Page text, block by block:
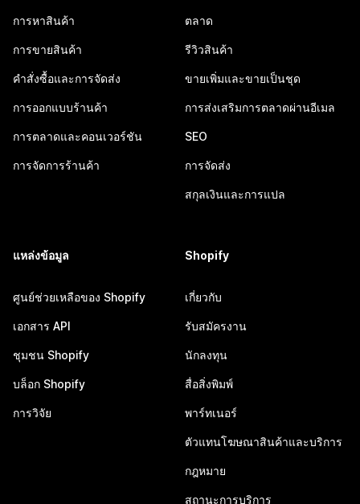
การหาสินค้า
การขายสินค้า
คำสั่งซื้อและการจัดส่ง
การออกแบบร้านค้า
การตลาดและคอนเวอร์ชัน
การจัดการร้านค้า
ตลาด
รีวิวสินค้า
ขายเพิ่มและขายเป็นชุด
การส่งเสริมการตลาดผ่านอีเมล
SEO
การจัดส่ง
สกุลเงินและการแปล
แหล่งข้อมูล
ศูนย์ช่วยเหลือของ Shopify
เอกสาร API
ชุมชน Shopify
บล็อก Shopify
การวิจัย
Shopify
เกี่ยวกับ
รับสมัครงาน
นักลงทุน
สื่อสิ่งพิมพ์
พาร์ทเนอร์
ตัวแทนโฆษณาสินค้าและบริการ
กฎหมาย
สถานะการบริการ